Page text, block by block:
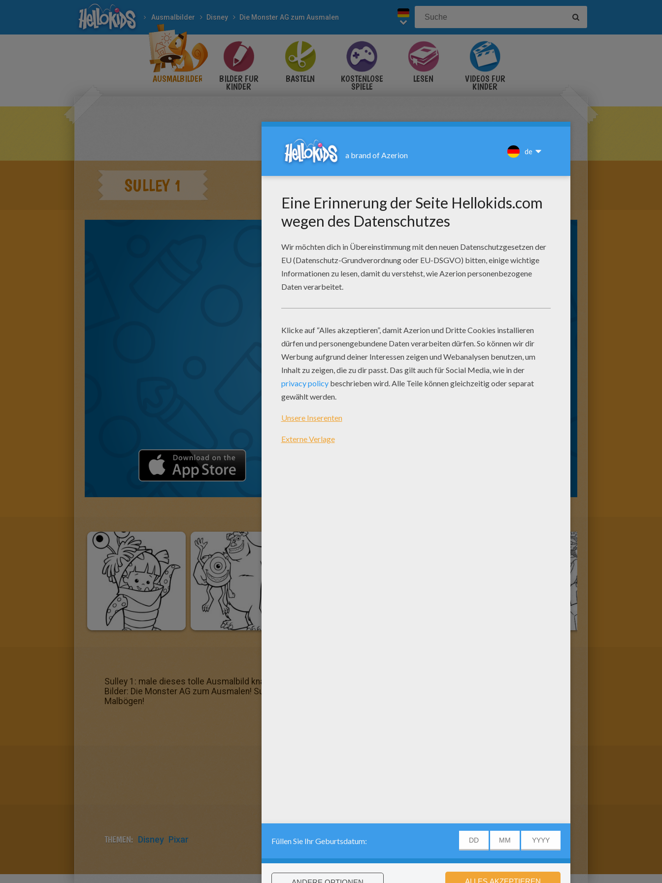
Ausmalbilder Disney Die Monster AG zum Ausmalen
AUSMALBILDER BILDER FÜR
KINDER
BASTELN KOSTENLOSE
SPIELE
LESEN VIDEOS FÜR
KINDER
SULLEY 1
Sulley 1: male dieses tolle Ausmalbild knallbunt und schenke es deinem Vater! Hier findest du noch mehr schöne
Bilder: Die Monster AG zum Ausmalen! Sulley 1: hat dir dieses Ausmalbild Spass gemacht? Mehr davon findest du hier:
Malbögen!
THEMEN: Disney Pixar